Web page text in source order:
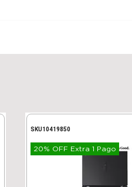
SKU10419850
20% OFF Extra 1 Pago